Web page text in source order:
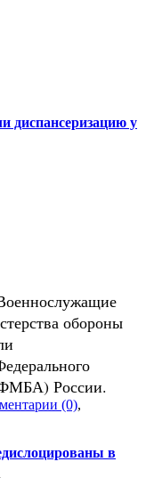
диспансеризацию у
обороны
России.
(0),
в